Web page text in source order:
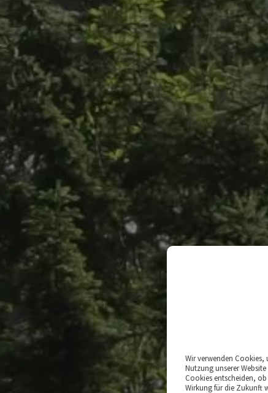
Wir verwenden Cookies,
Nutzung unserer
Cookies entscheiden,
Wirkung für die Zukunft